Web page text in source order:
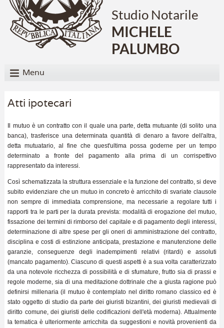
Studio Notarile
MICHELE
PALUMBO
Menu
Atti ipotecari
Il mutuo è un contratto con il quale una parte, detta mutuante (di solito una
banca), trasferisce una determinata quantità di denaro a favore dell'altra,
detta mutuatario, al fine che quest'ultima possa goderne per un tempo
determinato a fronte del pagamento alla prima di un corrispettivo
rappresentato da interessi.
Così schematizzata la struttura essenziale e la funzione del contratto, si deve
subito evidenziare che un mutuo in concreto è arricchito di svariate clausole
non sempre di immediata comprensione, ma necessarie a regolare tutti i
rapporti tra le parti per la durata prevista: modalità di erogazione del mutuo,
fissazione dei termini di rimborso del capitale e di pagamento degli interessi,
determinazione di altre spese per gli oneri di amministrazione del contratto,
disciplina e costi di estinzione anticipata, prestazione e manutenzione delle
garanzie, conseguenze degli inadempimenti relativi (ritardi) e assoluti
(mancato pagamento). Ciascuno di questi aspetti è a sua volta caratterizzato
da una notevole ricchezza di possibilità e di sfumature, frutto sia di prassi e
regole moderne, sia di una meditazione dottrinale che a giusta ragione può
definirsi millenaria (il mutuo è contemplato nel diritto romano classico ed è
stato oggetto di studio da parte dei giuristi bizantini, dei giuristi medievali di
diritto comune, dei giuristi delle codificazioni dell'età moderna). Attualmente
la tematica è ulteriormente arricchita da suggestioni e novità provenienti da